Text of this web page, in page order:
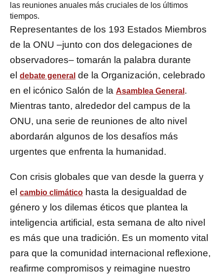
las reuniones anuales más cruciales de los últimos
tiempos.
Representantes de los 193 Estados Miembros
de la ONU –junto con dos delegaciones de
observadores– tomarán la palabra durante
el debate general de la Organización, celebrado
en el icónico Salón de la Asamblea General .
Mientras tanto, alrededor del campus de la
ONU, una serie de reuniones de alto nivel
abordarán algunos de los desafíos más
urgentes que enfrenta la humanidad.
Con crisis globales que van desde la guerra y
el cambio climático hasta la desigualdad de
género y los dilemas éticos que plantea la
inteligencia artificial, esta semana de alto nivel
es más que una tradición. Es un momento vital
para que la comunidad internacional reflexione,
reafirme compromisos y reimagine nuestro